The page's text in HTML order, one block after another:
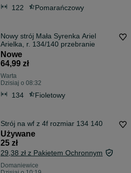
122 Pomarańczowy
Nowy strój Mała Syrenka Ariel
Arielka, r. 134/140 przebranie
Nowe
64,99 zł
Warta
Dzisiaj o 08:32
134 Fioletowy
Strój na wf z 4f rozmiar 134 140
Używane
25 zł
29,38 zł z Pakietem Ochronnym
Domaniewice